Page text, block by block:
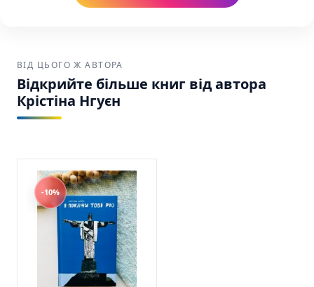
ВІД ЦЬОГО Ж АВТОРА
Відкрийте більше книг від автора
Крістіна Нгуєн
-10%